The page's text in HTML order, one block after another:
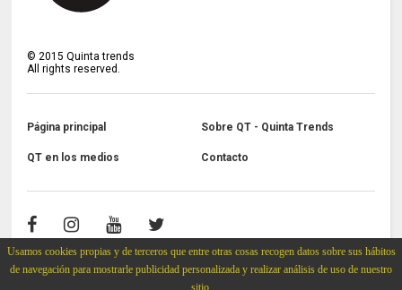
Usamos cookies propias y de terceros que entre otras cosas recogen datos sobre sus hábitos
de navegación para mostrarle publicidad personalizada y realizar análisis de uso de nuestro
sitio.
© 2015 Quinta trends
All rights reserved.
Página principal Sobre QT - Quinta Trends
QT en los medios Contacto